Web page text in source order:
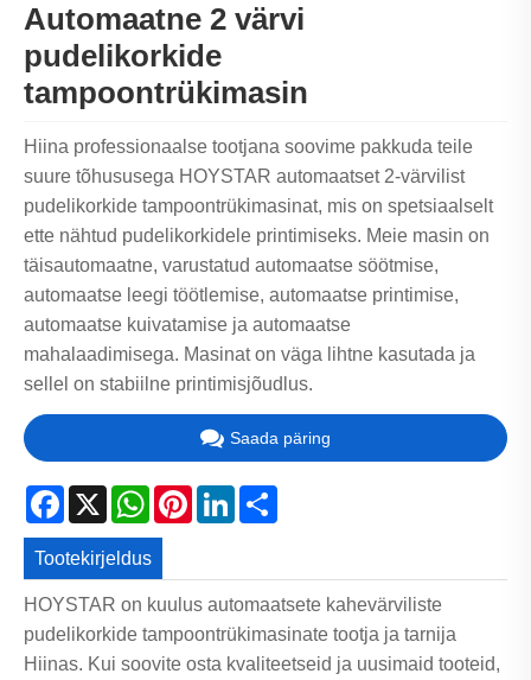
Automaatne 2 värvi
pudelikorkide
tampoontrükimasin
Hiina professionaalse tootjana soovime pakkuda teile
suure tõhususega HOYSTAR automaatset 2-värvilist
pudelikorkide tampoontrükimasinat, mis on spetsiaalselt
ette nähtud pudelikorkidele printimiseks. Meie masin on
täisautomaatne, varustatud automaatse söötmise,
automaatse leegi töötlemise, automaatse printimise,
automaatse kuivatamise ja automaatse
mahalaadimisega. Masinat on väga lihtne kasutada ja
sellel on stabiilne printimisjõudlus.
Saada päring
Facebook
X WhatsApp
PinterestLinkedIn
Tootekirjeldus
HOYSTAR on kuulus automaatsete kahevärviliste
pudelikorkide tampoontrükimasinate tootja ja tarnija
Hiinas. Kui soovite osta kvaliteetseid ja uusimaid tooteid,